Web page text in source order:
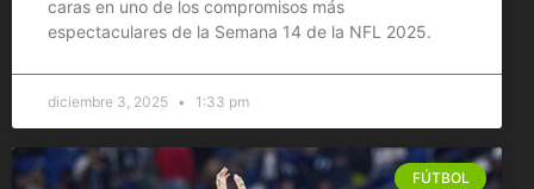
caras en uno de los compromisos más
espectaculares de la Semana 14 de la NFL 2025.
diciembre 3, 2025 1:33 pm
FÚTBOL